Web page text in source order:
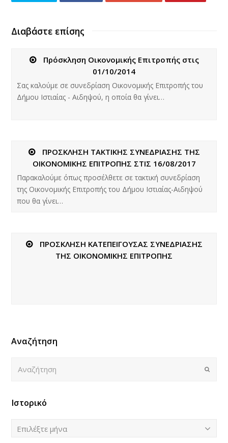
Διαβάστε επίσης
Πρόσκληση Οικονομικής Επιτροπής στις
01/10/2014
Σας καλούμε σε συνεδρίαση Οικονομικής Επιτροπής του
Δήμου Ιστιαίας - Αιδηψού, η οποία θα γίνει…
ΠΡΟΣΚΛΗΣΗ ΤΑΚΤΙΚΗΣ ΣΥΝΕΔΡΙΑΣΗΣ ΤΗΣ
ΟΙΚΟΝΟΜΙΚΗΣ ΕΠΙΤΡΟΠΗΣ ΣΤΙΣ 16/08/2017
Παρακαλούμε όπως προσέλθετε σε τακτική συνεδρίαση
της Οικονομικής Επιτροπής του Δήμου Ιστιαίας-Αιδηψού
που θα γίνει…
ΠΡΟΣΚΛΗΣΗ ΚΑΤΕΠΕΙΓΟΥΣΑΣ ΣΥΝΕΔΡΙΑΣΗΣ
ΤΗΣ ΟΙΚΟΝΟΜΙΚΗΣ ΕΠΙΤΡΟΠΗΣ
Αναζήτηση
Submit
Ιστορικό
Ιστορικό
Επιλέξτε μήνα